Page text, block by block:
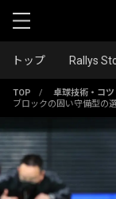
トップ Rallys
TOP / 卓球技術・コツ
ブロックの固い守備型の